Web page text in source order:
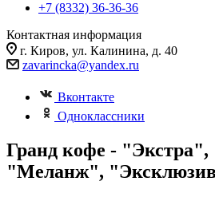
+7 (8332) 36-36-36
Контактная информация
г. Киров, ул. Калинина, д. 40
zavarincka@yandex.ru
Вконтакте
Одноклассники
Гранд кофе -
"Меланж",